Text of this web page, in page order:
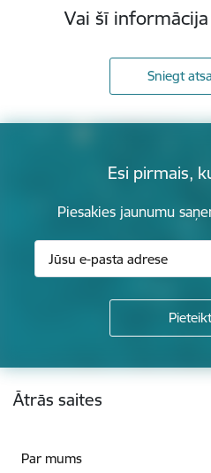
Vai šī
Sniegt
Esi pirmais,
Piesakies jaunumu
Kājene
Ātrās saites
Par mums